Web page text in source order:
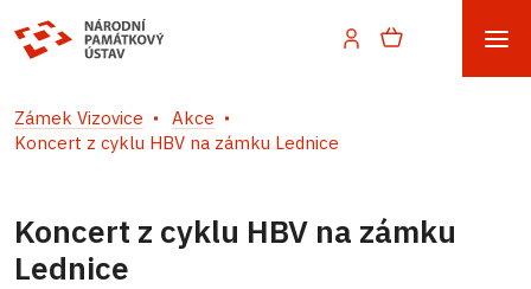
Zámek Vizovice
Akce
Koncert z cyklu HBV na zámku Lednice
Koncert z cyklu HBV na zámku
Lednice